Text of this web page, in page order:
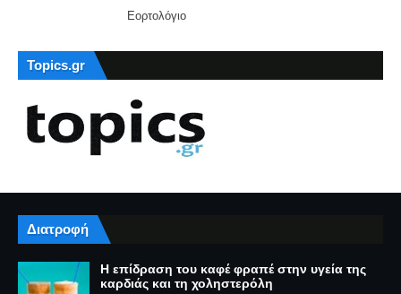
Εορτολόγιο
Topics.gr
Διατροφή
Η επίδραση του καφέ φραπέ στην υγεία της
καρδιάς και τη χοληστερόλη